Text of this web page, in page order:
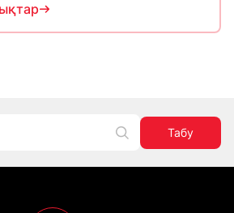
Табу